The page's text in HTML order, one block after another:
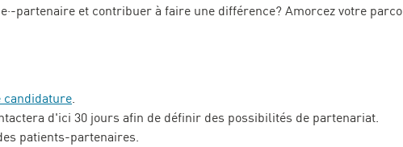
partenaire et contribuer à faire une différence? Amorcez votre
candidature
d'ici 30 jours afin de définir des possibilités de partenariat.
patients-partenaires.